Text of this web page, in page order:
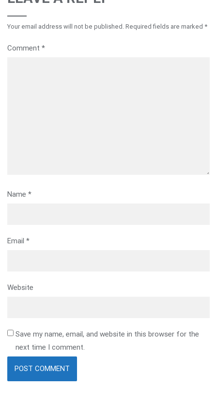
Your email address will not be published. Required fields are marked *
Comment *
Name *
Email *
Website
Save my name, email, and website in this browser for the
next time I comment.